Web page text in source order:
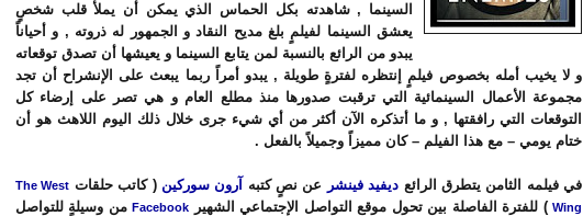
السينما , شاهدته بكل الحماس الذي يمكن أن يملأ قلب شخصٍ
يعشق السينما لفيلمٍ بلغ مديح النقاد و الجمهور له ذروته , و أحياناً
يبدو من الرائع بالنسبة لمن يتابع السينما و يعيشها أن تصدق توقعاته
و لا يخيب أمله بخصوص فيلمٍ إنتظره لفترةٍ طويلة , يبدو أمراً ربما يبعث على الإنشراح أن تجد
مجموعة الأعمال السينمائية التي ترقبت صدورها منذ مطلع العام و هي تصر على إرضاء كل
التوقعات التي رافقتها , و ما أتذكره الآن أكثر من أي شيء جرى خلال ذلك اليوم اللاهث هو أن
ختام يومي – مع هذا الفيلم – كان مميزاً وجميلاً بالفعل .
في فيلمه الثامن يتطرق الرائع ديفيد فينشر عن نصٍ كتبه آرون سوركين ( كاتب حلقات The West
Wing) للفترة الفاصلة بين تحول موقع التواصل الإجتماعي الشهير Facebookمن وسيلةٍ للتواصل